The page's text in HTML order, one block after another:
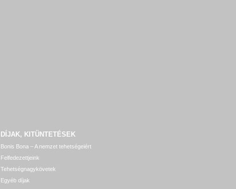
DÍJAK, KITÜNTETÉSEK
Bonis Bona – A nemzet tehetségeiért
Felfedezettjeink
Tehetségnagykövetek
Egyéb díjak